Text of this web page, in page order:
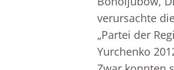
verursachte
„Partei der
Yurchenko